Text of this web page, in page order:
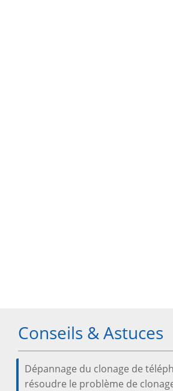
Conseils & Astuces
Dépannage du clonage de
résoudre le problème de